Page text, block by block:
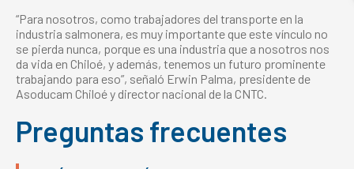
“Para nosotros, como trabajadores del transporte en la
industria salmonera, es muy importante que este vínculo no
se pierda nunca, porque es una industria que a nosotros nos
da vida en Chiloé, y además, tenemos un futuro prominente
trabajando para eso”, señaló Erwin Palma, presidente de
Asoducam Chiloé y director nacional de la CNTC.
Preguntas frecuentes